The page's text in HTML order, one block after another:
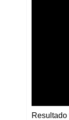
Resultado